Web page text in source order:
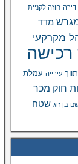
דירה חוזה לקניית
מדד
מקרקעי
עירייה עמלת
חוק מכר
בן זוג שטח